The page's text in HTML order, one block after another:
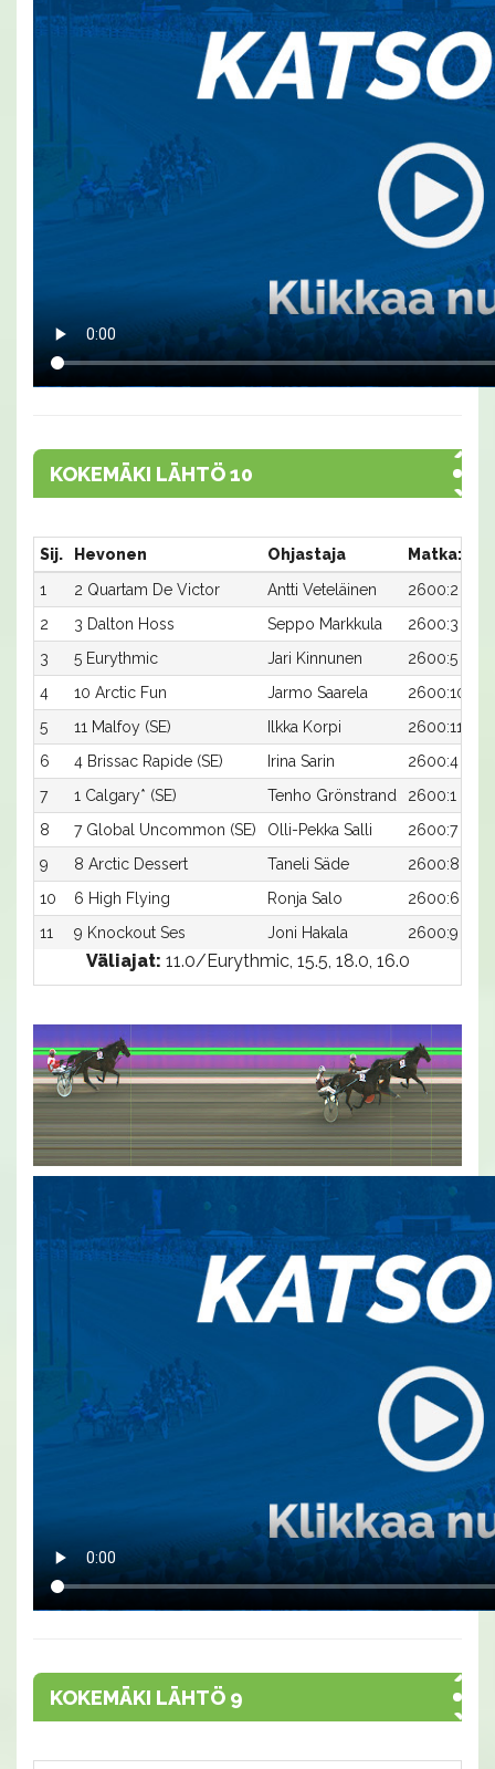
KOKEMÄKI LÄHTÖ 10
Sij. Hevonen Ohjastaja
1
2 Quartam De Victor Antti Veteläinen
2600:2
2
3 Dalton Hoss Seppo Markkula
2600:3
3
5 Eurythmic Jari Kinnunen
2600:5
4
10 Arctic Fun Jarmo Saarela
2600:10
5
11 Malfoy (SE) Ilkka Korpi
2600:11
6
4 Brissac Rapide (SE) Irina Sarin
2600:4
7
1 Calgary* (SE) Tenho Grönstrand
2600:1
8
7 Global Uncommon (SE) Olli-Pekka Salli
2600:7
9
8 Arctic Dessert Taneli Säde
2600:8
10
6 High Flying Ronja Salo
2600:6
11
9 Knockout Ses Joni Hakala 2600:9
Väliajat: 11.0/Eurythmic, 15.5, 18.0, 16.0
KOKEMÄKI LÄHTÖ 9